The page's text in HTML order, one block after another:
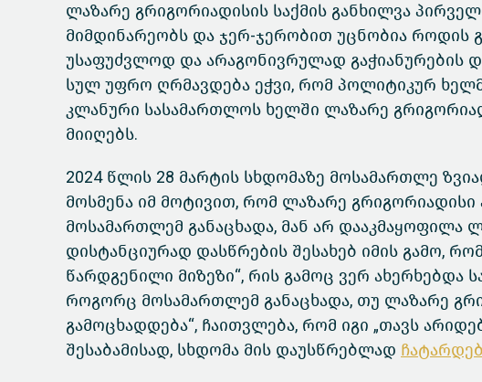
ლაზარე გრიგორიადისის საქმის განხილვა
მიმდინარეობს და ჯერ-ჯერობით უცნობია როდის
უსაფუძვლოდ და არაგონივრულად გაჭიანურების
სულ უფრო ღრმავდება ეჭვი, რომ პოლიტიკურ
კლანური სასამართლოს ხელში ლაზარე
მიიღებს.
2024 წლის 28 მარტის სხდომაზე მოსამართლე
მოსმენა იმ მოტივით, რომ ლაზარე
მოსამართლემ განაცხადა, მან არ დააკმაყოფილა
დისტანციურად დასწრების შესახებ იმის გამო,
წარდგენილი მიზეზი“, რის გამოც ვერ ახერხებდა
როგორც მოსამართლემ განაცხადა, თუ ლაზარე
გამოცხადდება“, ჩაითვლება, რომ იგი „თავს
შესაბამისად, სხდომა მის დაუსწრებლად